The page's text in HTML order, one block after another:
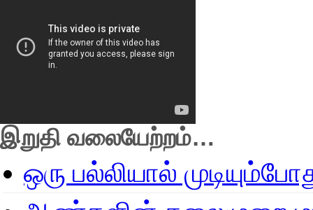
இறுதி வலையேற்றம்…
ஒரு பல்லியால்